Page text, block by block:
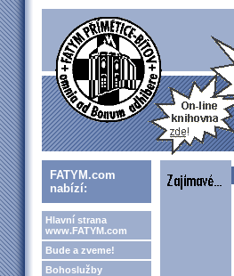
FATYM.com
nabízí:
Hlavní strana
www.FATYM.com
Bude a zveme!
Bohoslužby